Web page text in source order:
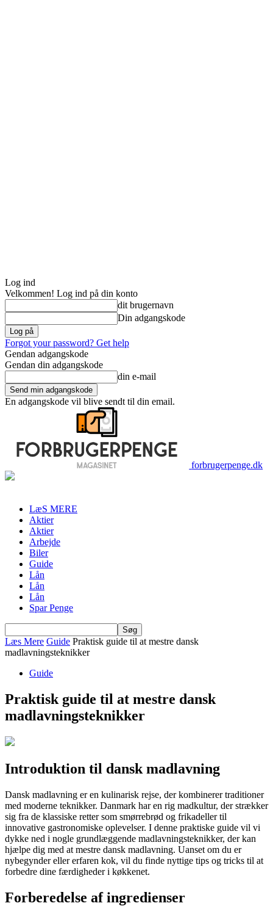
Log ind
Velkommen! Log ind på din konto
dit brugernavn
Din adgangskode
Forgot your password? Get help
Gendan adgangskode
Gendan din adgangskode
din e-mail
En adgangskode vil blive sendt til din email.
forbrugerpenge.dk
LæS MERE
Aktier
Aktier
Arbejde
Biler
Guide
Lån
Lån
Lån
Spar Penge
Læs Mere Guide Praktisk guide til at mestre dansk
madlavningsteknikker
Guide
Praktisk guide til at mestre dansk
madlavningsteknikker
Introduktion til dansk madlavning
Dansk madlavning er en kulinarisk rejse, der kombinerer traditioner
med moderne teknikker. Danmark har en rig madkultur, der strækker
sig fra de klassiske retter som smørrebrød og frikadeller til
innovative gastronomiske oplevelser. I denne praktiske guide vil vi
dykke ned i nogle grundlæggende madlavningsteknikker, der kan
hjælpe dig med at mestre dansk madlavning. Uanset om du er
nybegynder eller erfaren kok, vil du finde nyttige tips og tricks til at
forbedre dine færdigheder i køkkenet.
Forberedelse af ingredienser